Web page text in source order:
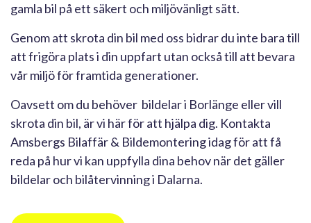
gamla bil på ett säkert och miljövänligt sätt.
Genom att skrota din bil med oss bidrar du inte bara till
att frigöra plats i din uppfart utan också till att bevara
vår miljö för framtida generationer.
Oavsett om du behöver bildelar i Borlänge eller vill
skrota din bil, är vi här för att hjälpa dig. Kontakta
Amsbergs Bilaffär & Bildemontering idag för att få
reda på hur vi kan uppfylla dina behov när det gäller
bildelar och bilåtervinning i Dalarna.